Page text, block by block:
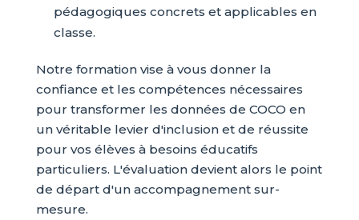
pédagogiques concrets et applicables en
classe.
Notre formation vise à vous donner la
confiance et les compétences nécessaires
pour transformer les données de COCO en
un véritable levier d'inclusion et de réussite
pour vos élèves à besoins éducatifs
particuliers. L'évaluation devient alors le point
de départ d'un accompagnement sur-
mesure.